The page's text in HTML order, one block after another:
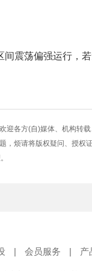
震荡偏强运行，
迎各方(自)媒体、机构转
，烦请将版权疑问、授权
| 会员服务 | 产